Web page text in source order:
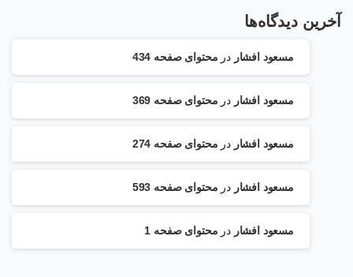
آخرین دیدگاه‌ها
مسعود افشار در محتوای صفحه 434
مسعود افشار در محتوای صفحه 369
مسعود افشار در محتوای صفحه 274
مسعود افشار در محتوای صفحه 593
مسعود افشار در محتوای صفحه 1